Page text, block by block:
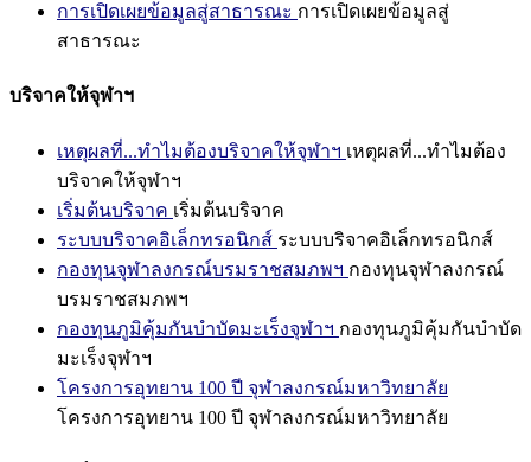
การเปิดเผยข้อมูลสู่สาธารณะ การเปิดเผยข้อมูลสู่
สาธารณะ
บริจาคให้จุฬาฯ
เหตุผลที่...ทำไมต้องบริจาคให้จุฬาฯ เหตุผลที่...ทำไมต้อง
บริจาคให้จุฬาฯ
เริ่มต้นบริจาค เริ่มต้นบริจาค
ระบบบริจาคอิเล็กทรอนิกส์ ระบบบริจาคอิเล็กทรอนิกส์
กองทุนจุฬาลงกรณ์บรมราชสมภพฯ กองทุนจุฬาลงกรณ์
บรมราชสมภพฯ
กองทุนภูมิคุ้มกันบำบัดมะเร็งจุฬาฯ กองทุนภูมิคุ้มกันบำบัด
มะเร็งจุฬาฯ
โครงการอุทยาน 100 ปี จุฬาลงกรณ์มหาวิทยาลัย
โครงการอุทยาน 100 ปี จุฬาลงกรณ์มหาวิทยาลัย